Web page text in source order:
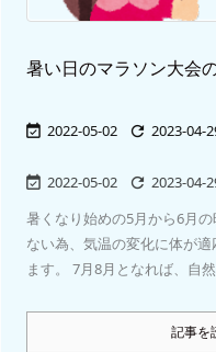
暑い日のマラソン大会
 2022-05-02  2023-04-
 2022-05-02  2023-04-
暑くなり始めの5月から6月
ない為、気温の変化に体が
ます。 7月8月となれば、自
記事を